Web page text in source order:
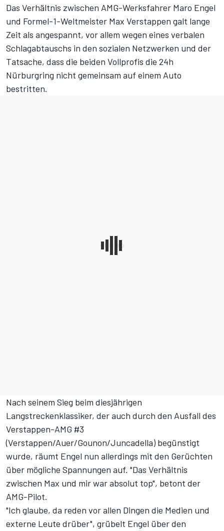
Das Verhältnis zwischen AMG-Werksfahrer Maro Engel
und Formel-1-Weltmeister Max Verstappen galt lange
Zeit als angespannt, vor allem wegen eines verbalen
Schlagabtauschs in den sozialen Netzwerken und der
Tatsache, dass die beiden Vollprofis die 24h
Nürburgring nicht gemeinsam auf einem Auto
bestritten.
Nach seinem Sieg beim diesjährigen
Langstreckenklassiker, der auch durch den Ausfall des
Verstappen-AMG #3
(Verstappen/Auer/Gounon/Juncadella) begünstigt
wurde, räumt Engel nun allerdings mit den Gerüchten
über mögliche Spannungen auf. "Das Verhältnis
zwischen Max und mir war absolut top", betont der
AMG-Pilot.
"Ich glaube, da reden vor allen Dingen die Medien und
externe Leute drüber", grübelt Engel über den